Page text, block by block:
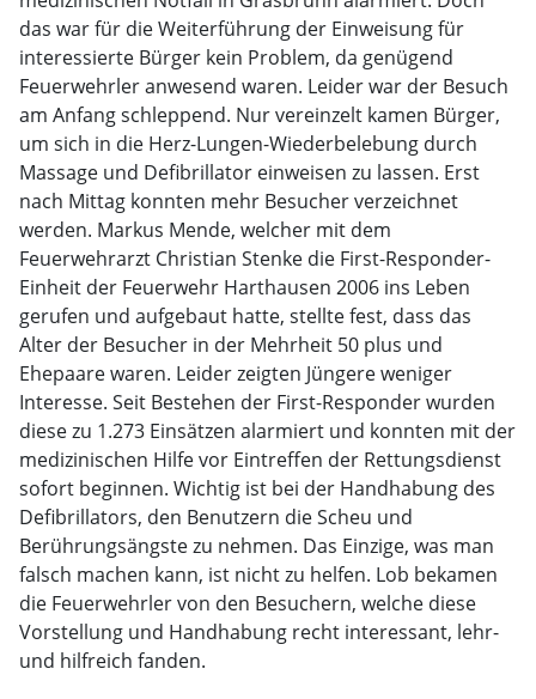
das war für die Weiterführung der Einweisung für
interessierte Bürger kein Problem, da genügend
Feuerwehrler anwesend waren. Leider war der Besuch
am Anfang schleppend. Nur vereinzelt kamen Bürger,
um sich in die Herz-Lungen-Wiederbelebung durch
Massage und Defibrillator einweisen zu lassen. Erst
nach Mittag konnten mehr Besucher verzeichnet
werden. Markus Mende, welcher mit dem
Feuerwehrarzt Christian Stenke die First-Responder-
Einheit der Feuerwehr Harthausen 2006 ins Leben
gerufen und aufgebaut hatte, stellte fest, dass das
Alter der Besucher in der Mehrheit 50 plus und
Ehepaare waren. Leider zeigten Jüngere weniger
Interesse. Seit Bestehen der First-Responder wurden
diese zu 1.273 Einsätzen alarmiert und konnten mit der
medizinischen Hilfe vor Eintreffen der Rettungsdienst
sofort beginnen. Wichtig ist bei der Handhabung des
Defibrillators, den Benutzern die Scheu und
Berührungsängste zu nehmen. Das Einzige, was man
falsch machen kann, ist nicht zu helfen. Lob bekamen
die Feuerwehrler von den Besuchern, welche diese
Vorstellung und Handhabung recht interessant, lehr-
und hilfreich fanden.